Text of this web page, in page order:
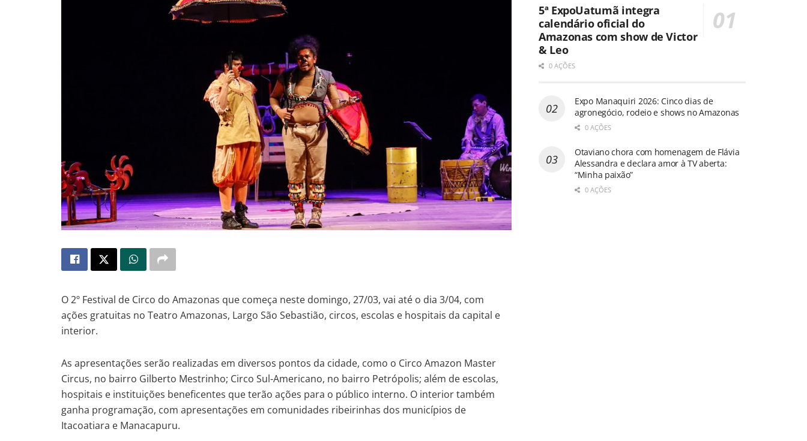
O 2º Festival de Circo do Amazonas que começa neste domingo, 27/03, vai até o dia 3/04, com
ações gratuitas no Teatro Amazonas, Largo São Sebastião, circos, escolas e hospitais da capital e
interior.
As apresentações serão realizadas em diversos pontos da cidade, como o Circo Amazon Master
Circus, no bairro Gilberto Mestrinho; Circo Sul-Americano, no bairro Petrópolis; além de escolas,
hospitais e instituições beneficentes que terão ações para o público interno. O interior também
ganha programação, com apresentações em comunidades ribeirinhas dos municípios de
Itacoatiara e Manacapuru.
5ª ExpoUatumã integra
calendário oficial do
Amazonas com show de Victor
& Leo
0 AÇÕES
Expo Manaquiri 2026: Cinco dias de
agronegócio, rodeio e shows no Amazonas
0 AÇÕES
Otaviano chora com homenagem de Flávia
Alessandra e declara amor à TV aberta:
“Minha paixão”
0 AÇÕES